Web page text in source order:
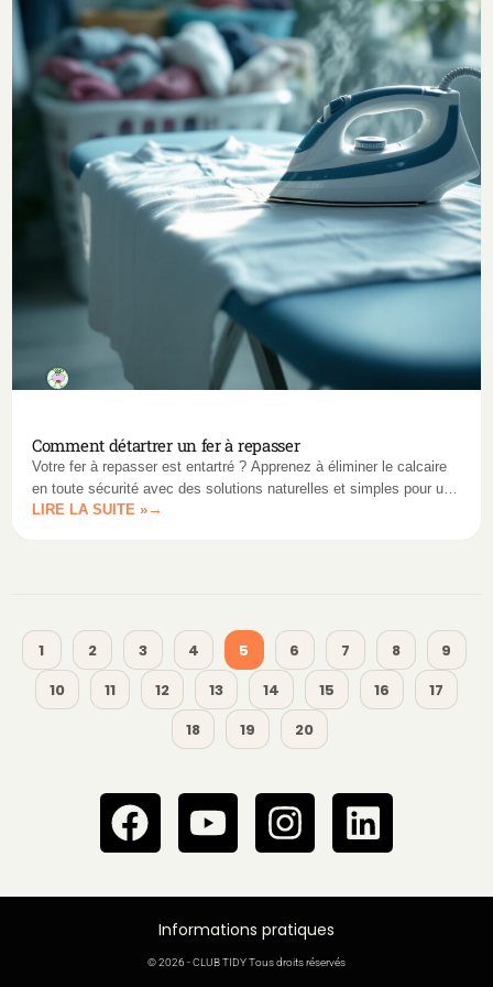
Comment détartrer un fer à repasser
Votre fer à repasser est entartré ? Apprenez à éliminer le calcaire
en toute sécurité avec des solutions naturelles et simples pour une
vapeur optimale.
LIRE LA SUITE »
1 2 3 4 5 6 7 8
9
10
11 12 13 14 15 16
17
18
19 20
Informations pratiques
© 2026 - CLUB TIDY Tous droits réservés